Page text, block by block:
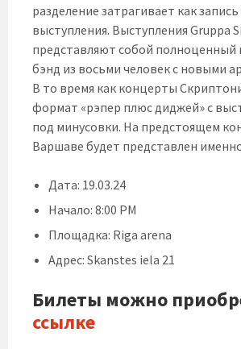
разделение затрагивает как
выступления. Выступления Gruppa
представляют собой полноценный
бэнд из восьми человек с новыми
В то время как концерты
формат «рэпер плюс диджей» с
под минусовки. На предстоящем
Варшаве будет представлен
Дата: 19.03.24
Начало: 8:00 PM
Площадка: Riga arena
Адрес: Skanstes iela 21
Билеты можно
ссылке